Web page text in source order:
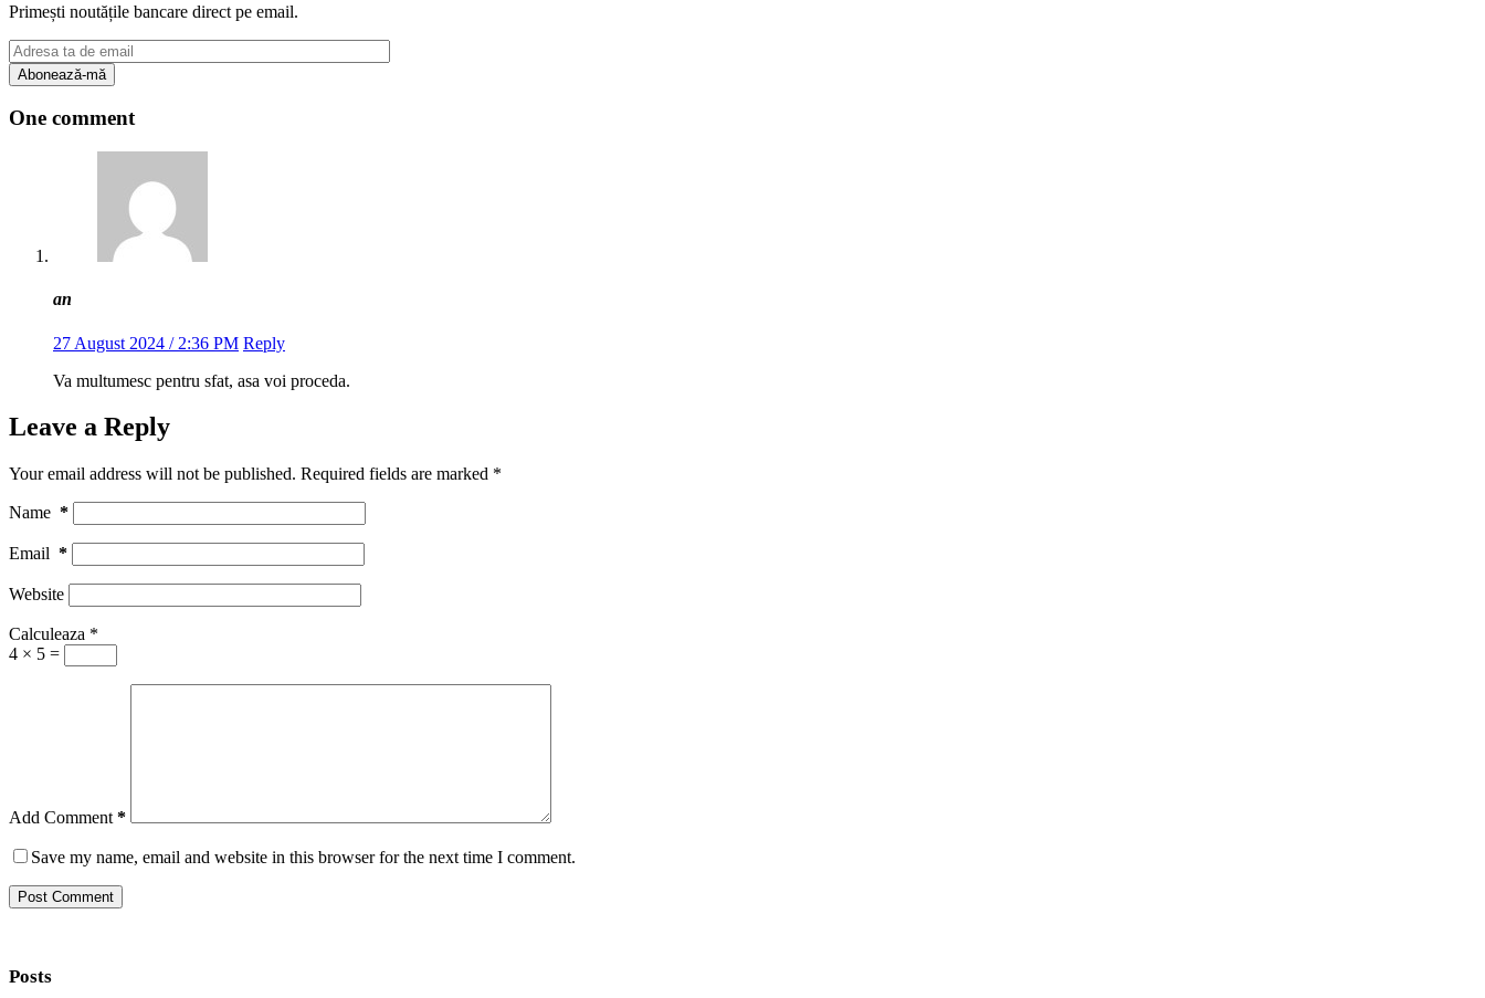
Primești noutățile bancare direct pe email.
One comment
an
27 August 2024 / 2:36 PM Reply
Va multumesc pentru sfat, asa voi proceda.
Leave a Reply
Your email address will not be published. Required fields are marked *
Name *
Email *
Website
Calculeaza *
4 × 5 =
Add Comment *
Save my name, email and website in this browser for the next time I comment.
Post Comment
Posts